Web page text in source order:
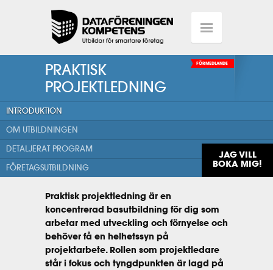
PRAKTISK
PROJEKTLEDNING
FÖRMEDLANDE
INTRODUKTION
OM UTBILDNINGEN
DETALJERAT PROGRAM
FÖRETAGSUTBILDNING
JAG VILL
BOKA MIG!
Praktisk projektledning är en
koncentrerad basutbildning för dig som
arbetar med utveckling och förnyelse och
behöver få en helhetssyn på
projektarbete. Rollen som projektledare
står i fokus och tyngdpunkten är lagd på